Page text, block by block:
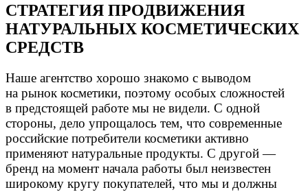
СТРАТЕГИЯ ПРОДВИЖЕНИЯ
НАТУРАЛЬНЫХ КОСМЕТИЧЕСКИХ
СРЕДСТВ
Наше агентство хорошо знакомо с выводом
на рынок косметики, поэтому особых сложностей
в предстоящей работе мы не видели. С одной
стороны, дело упрощалось тем, что современные
российские потребители косметики активно
применяют натуральные продукты. С другой —
бренд на момент начала работы был неизвестен
широкому кругу покупателей, что мы и должны